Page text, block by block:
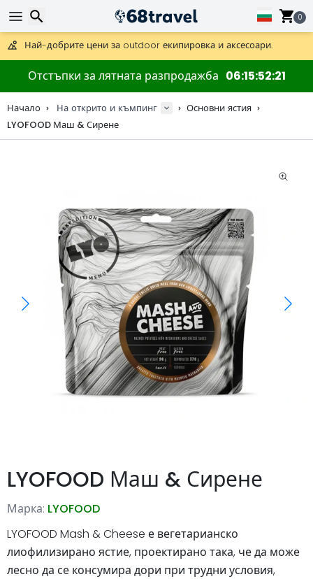
0
Получете безплатна доставка при поръчки над 59 €.
Предлага се и DHL Express за една нощ.
30 дни за връщане, 90 дни за дървени карти и декорации.
Най-добрите цени за outdoor екипировка и аксесоари.
Отстъпки за лятната разпродажба 06155220
Начало На открито и къмпинг
Основни ястия
LYOFOOD Маш & Сирене
LYOFOOD Маш & Сирене
Марка: LYOFOOD
LYOFOOD Mash & Cheese е вегетарианско
лиофилизирано ястие, проектирано така, че да може
лесно да се консумира дори при трудни условия,
Търсене